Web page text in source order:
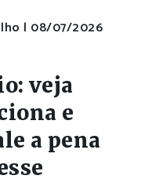
| 08/07/2026
veja
e
a pena